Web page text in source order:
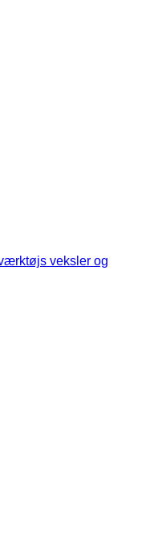
veksler og